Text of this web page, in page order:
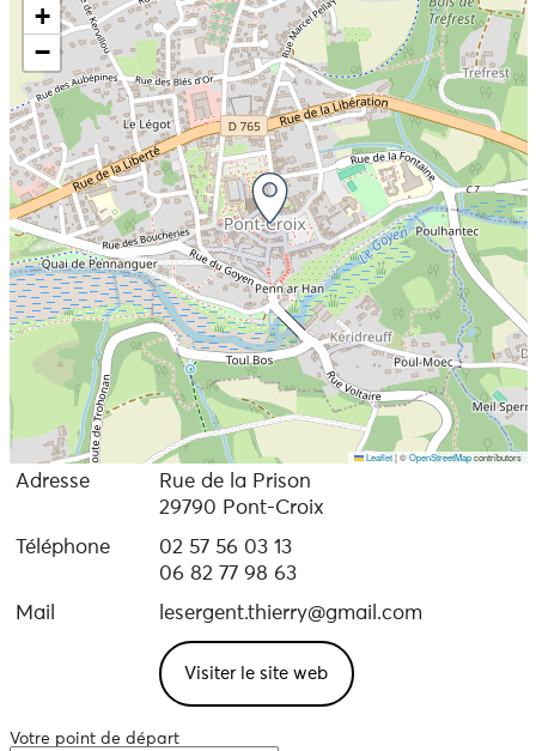
+
−
Leaflet |©OpenStreetMapcontributors
Adresse
Rue de la Prison
29790 Pont-Croix
Téléphone
02 57 56 03 13
06 82 77 98 63
Mail
lesergent.thierry@gmail.com
Visiter le site web
Votre point de départ